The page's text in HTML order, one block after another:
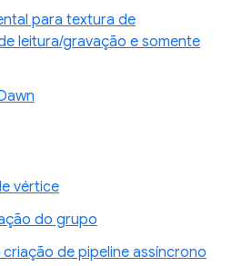
para textura de
leitura/gravação e somente
vértice
do grupo
de pipeline assíncrono